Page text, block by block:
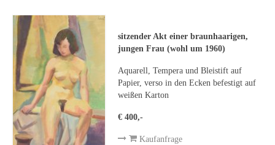
George Paice
Johann Georg Strobel
Ludwig Martin Wilberg
Weitere Künstler nach 1945
Kunst 1900-1945
sitzender Akt einer braunhaarigen,
jungen Frau (wohl um 1960)
Aquarell, Tempera und Bleistift auf
Papier, verso in den Ecken befestigt auf
weißen Karton
€ 400,-
Kaufanfrage